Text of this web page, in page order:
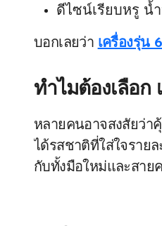
ดีไซน์เรียบหรู น้
บอกเลยว่า เครื่องรุ่น
ทำไมต้องเลือก
หลายคนอาจสงสัยว่า
ได้รสชาติที่ใส่ใจราย
กับทั้งมือใหม่และสาย